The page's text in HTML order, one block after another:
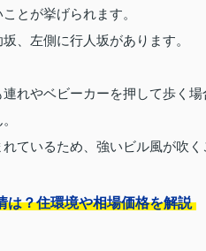
とが挙げられます。
、左側に行人坂があります。
れやベビーカーを押して歩く
ているため、強いビル風が吹く
は？住環境や相場価格を解説